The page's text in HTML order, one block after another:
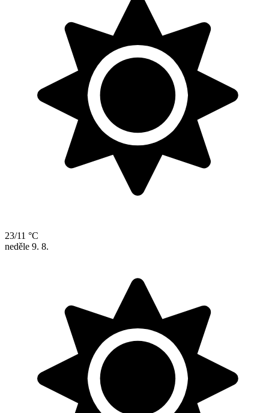
23/11 °C
neděle 9. 8.